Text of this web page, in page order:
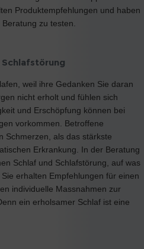
Produktempfehlungen und haben
zu testen.
weil ihre Gedanken Sie daran
nicht erholt und fühlen sich
und Erschöpfung können bei
vorkommen. Betroffene
Schmerzen, als das stärkste
Erkrankung. In der Beratung
Schlaf und Schlafstörung, auf was
erhalten Empfehlungen für einen
individuelle Massnahmen zur
ein erholsamer Schlaf ist eine